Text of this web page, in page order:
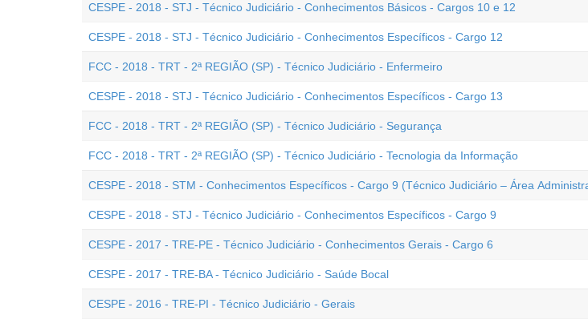
CESPE - 2018 - STJ - Técnico Judiciário - Conhecimentos Básicos - Cargos 10 e 12
CESPE - 2018 - STJ - Técnico Judiciário - Conhecimentos Específicos - Cargo 12
FCC - 2018 - TRT - 2ª REGIÃO (SP) - Técnico Judiciário - Enfermeiro
CESPE - 2018 - STJ - Técnico Judiciário - Conhecimentos Específicos - Cargo 13
FCC - 2018 - TRT - 2ª REGIÃO (SP) - Técnico Judiciário - Segurança
FCC - 2018 - TRT - 2ª REGIÃO (SP) - Técnico Judiciário - Tecnologia da Informação
CESPE - 2018 - STM - Conhecimentos Específicos - Cargo 9 (Técnico Judiciário – Área
CESPE - 2018 - STJ - Técnico Judiciário - Conhecimentos Específicos - Cargo 9
CESPE - 2017 - TRE-PE - Técnico Judiciário - Conhecimentos Gerais - Cargo 6
CESPE - 2017 - TRE-BA - Técnico Judiciário - Saúde Bocal
CESPE - 2016 - TRE-PI - Técnico Judiciário - Gerais